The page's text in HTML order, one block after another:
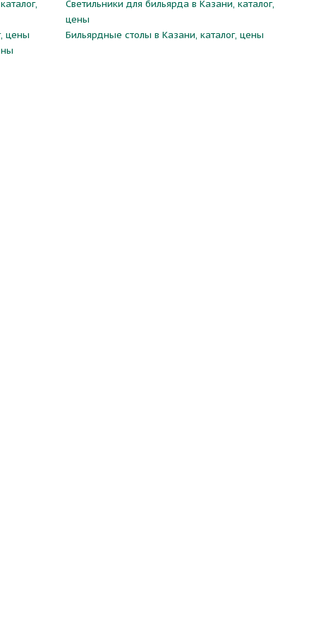
Светильники для бильярда в Казани, каталог,
цены
цены
Бильярдные столы в Казани, каталог, цены